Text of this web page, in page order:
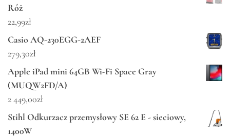
Róż
22,99zł
Casio AQ-230EGG-2AEF
279,30zł
Apple iPad mini 64GB Wi-Fi Space Gray
(MUQW2FD/A)
2 449,00zł
Stihl Odkurzacz przemysłowy SE 62 E - sieciowy,
1400W